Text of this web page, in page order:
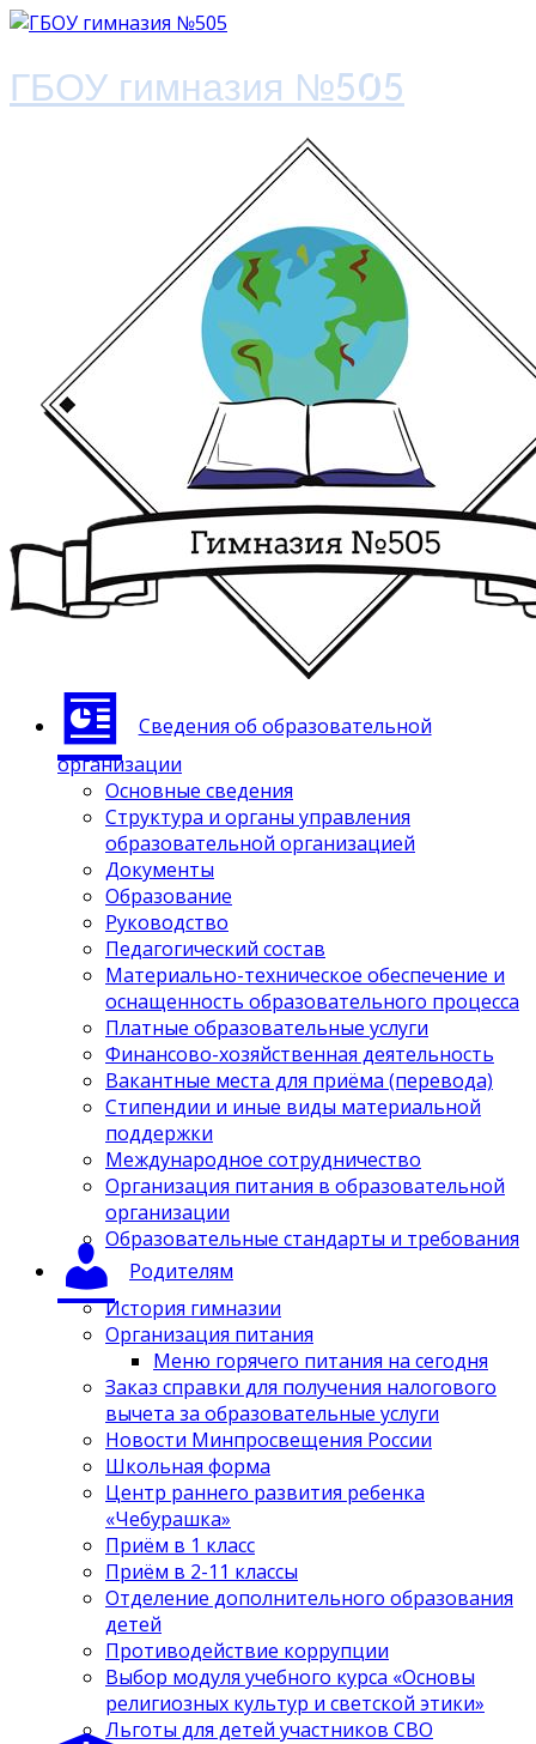
ГБОУ гимназия №505
Сведения об образовательной
организации
Основные сведения
Структура и органы управления
образовательной организацией
Документы
Образование
Руководство
Педагогический состав
Материально-техническое обеспечение и
оснащенность образовательного процесса
Платные образовательные услуги
Финансово-хозяйственная деятельность
Вакантные места для приёма (перевода)
Стипендии и иные виды материальной
поддержки
Международное сотрудничество
Организация питания в образовательной
организации
Образовательные стандарты и требования
Родителям
История гимназии
Организация питания
Меню горячего питания на сегодня
Заказ справки для получения налогового
вычета за образовательные услуги
Новости Минпросвещения России
Школьная форма
Центр раннего развития ребенка
«Чебурашка»
Приём в 1 класс
Приём в 2-11 классы
Отделение дополнительного образования
детей
Противодействие коррупции
Выбор модуля учебного курса «Основы
религиозных культур и светской этики»
Льготы для детей участников СВО